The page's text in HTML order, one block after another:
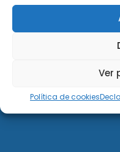
Ver
Política de cookies
DiG Abogados es un
multidisciplinar
fiscalidad y mercantil.